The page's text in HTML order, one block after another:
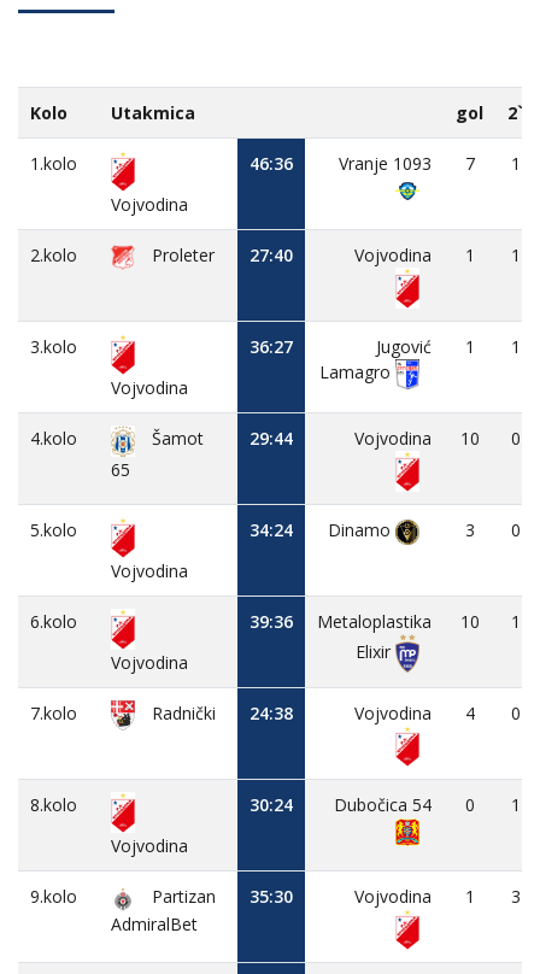
Kolo Utakmica gol 2`
1.kolo
Vojvodina
46:36 Vranje 1093 7 1
2.kolo Proleter 27:40 Vojvodina 1 1
3.kolo
Vojvodina
36:27
Jugović
Lamagro
1 1
4.kolo
Šamot
65
29:44 Vojvodina 10 0
5.kolo
Vojvodina
34:24 Dinamo 3 0
6.kolo
Vojvodina
39:36
Metaloplastika
Elixir
10 1
7.kolo Radnički 24:38 Vojvodina 4 0
8.kolo
Vojvodina
30:24 Dubočica 54 0 1
9.kolo
Partizan
AdmiralBet
35:30 Vojvodina 1 3